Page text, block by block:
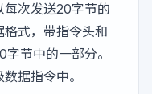
次发送20字节的
式，带指令头和
节中的一部分。
据指令中。